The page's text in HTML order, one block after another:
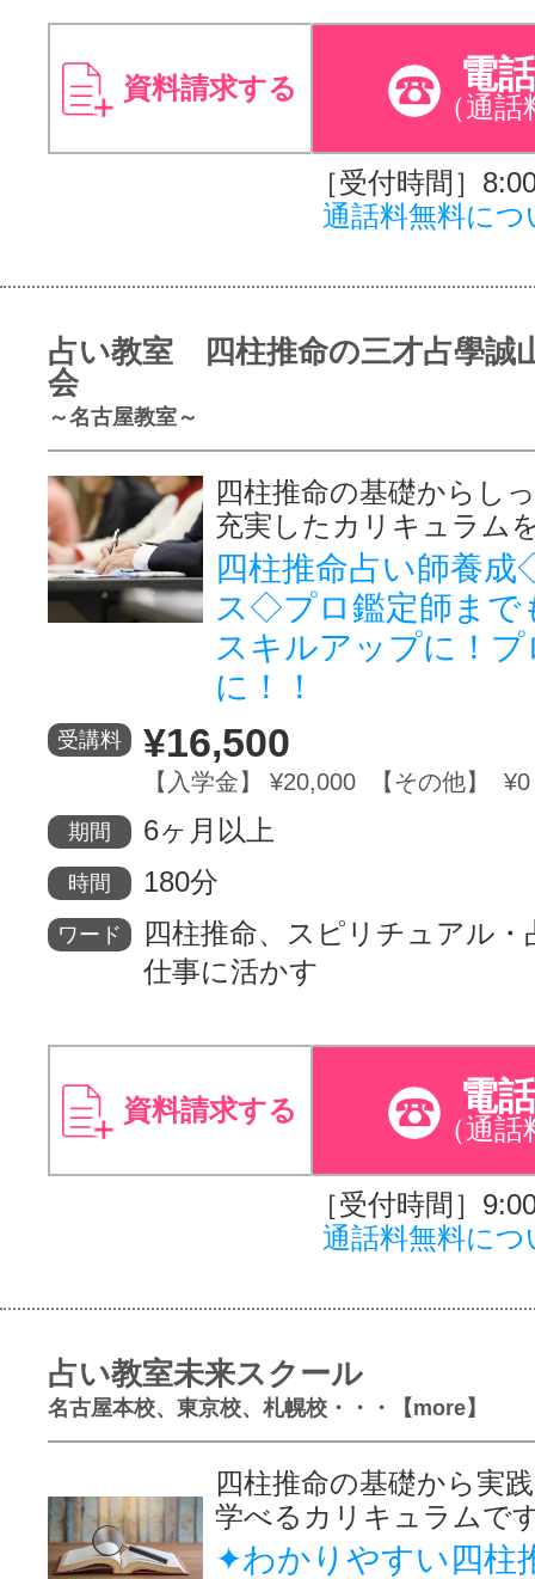
資料請求する 電
（通話
［受付時間］
通話料無料につ
占い教室 四柱推命の三才占學誠
会
～名古屋教室～
四柱推命の基礎からし
充実したカリキュラム
四柱推命占い師養
ス◇プロ鑑定師まで
スキルアップに！
に！！
受講料 ¥16,500
【入学金】 ¥20,000 【その他】 ¥0
期間 6ヶ月以上
時間 180分
ワード
四柱推命、スピリチュアル・
仕事に活かす
資料請求する 電
（通話
［受付時間］
通話料無料につ
占い教室未来スクール
名古屋本校、東京校、札幌校・・・【more】
四柱推命の基礎から実
学べるカリキュラムで
✦わかりやすい四柱